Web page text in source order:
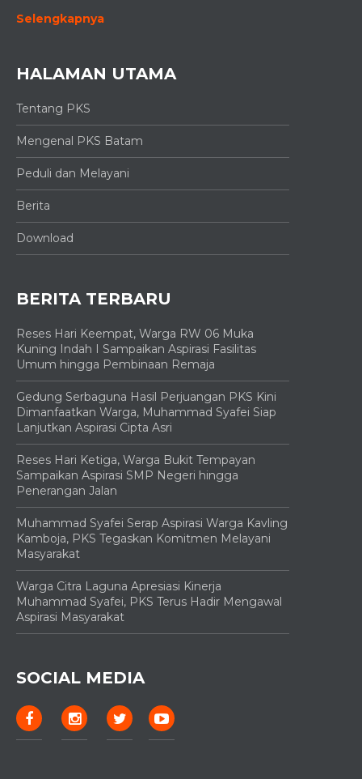
Selengkapnya
HALAMAN UTAMA
Tentang PKS
Mengenal PKS Batam
Peduli dan Melayani
Berita
Download
BERITA TERBARU
Reses Hari Keempat, Warga RW 06 Muka
Kuning Indah I Sampaikan Aspirasi Fasilitas
Umum hingga Pembinaan Remaja
Gedung Serbaguna Hasil Perjuangan PKS Kini
Dimanfaatkan Warga, Muhammad Syafei Siap
Lanjutkan Aspirasi Cipta Asri
Reses Hari Ketiga, Warga Bukit Tempayan
Sampaikan Aspirasi SMP Negeri hingga
Penerangan Jalan
Muhammad Syafei Serap Aspirasi Warga Kavling
Kamboja, PKS Tegaskan Komitmen Melayani
Masyarakat
Warga Citra Laguna Apresiasi Kinerja
Muhammad Syafei, PKS Terus Hadir Mengawal
Aspirasi Masyarakat
SOCIAL MEDIA